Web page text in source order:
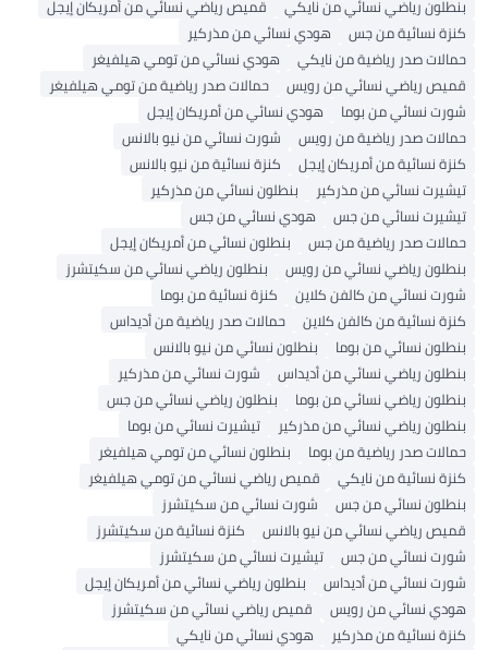
بنطلون رياضي نسائي من نايكي
قميص رياضي نسائي من أمريكان إيجل
كنزة نسائية من جس
هودي نسائي من مذركير
حمالات صدر رياضية من نايكي
هودي نسائي من تومي هيلفيغر
قميص رياضي نسائي من رويس
حمالات صدر رياضية من تومي هيلفيغر
شورت نسائي من بوما
هودي نسائي من أمريكان إيجل
حمالات صدر رياضية من رويس
شورت نسائي من نيو بالانس
كنزة نسائية من أمريكان إيجل
كنزة نسائية من نيو بالانس
تيشيرت نسائي من مذركير
بنطلون نسائي من مذركير
تيشيرت نسائي من جس
هودي نسائي من جس
حمالات صدر رياضية من جس
بنطلون نسائي من أمريكان إيجل
بنطلون رياضي نسائي من رويس
بنطلون رياضي نسائي من سكيتشرز
شورت نسائي من كالفن كلاين
كنزة نسائية من بوما
كنزة نسائية من كالفن كلاين
حمالات صدر رياضية من أديداس
بنطلون نسائي من بوما
بنطلون نسائي من نيو بالانس
بنطلون رياضي نسائي من أديداس
شورت نسائي من مذركير
بنطلون رياضي نسائي من بوما
بنطلون رياضي نسائي من جس
بنطلون رياضي نسائي من مذركير
تيشيرت نسائي من بوما
حمالات صدر رياضية من بوما
بنطلون نسائي من تومي هيلفيغر
كنزة نسائية من نايكي
قميص رياضي نسائي من تومي هيلفيغر
بنطلون نسائي من جس
شورت نسائي من سكيتشرز
قميص رياضي نسائي من نيو بالانس
كنزة نسائية من سكيتشرز
شورت نسائي من جس
تيشيرت نسائي من سكيتشرز
شورت نسائي من أديداس
بنطلون رياضي نسائي من أمريكان إيجل
هودي نسائي من رويس
قميص رياضي نسائي من سكيتشرز
كنزة نسائية من مذركير
هودي نسائي من نايكي